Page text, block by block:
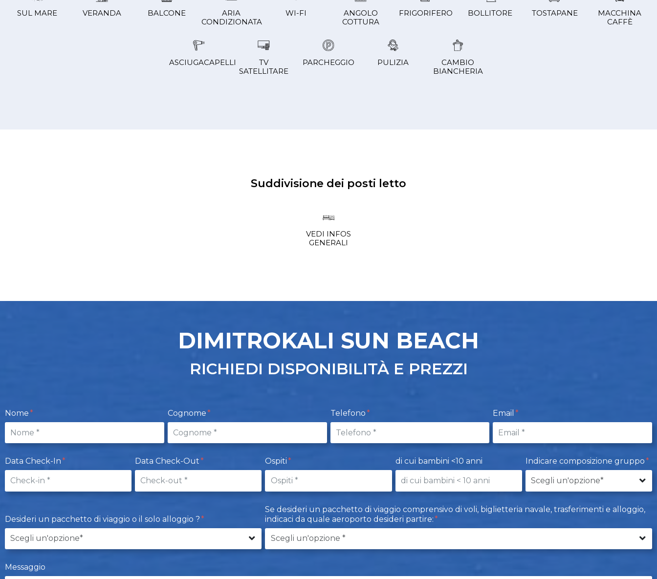
SUL MARE VERANDA BALCONE
ARIA
CONDIZIONATA
WI-FI
ANGOLO
COTTURA
FRIGORIFERO BOLLITORE TOSTAPANE
MACCHINA
CAFFÈ
ASCIUGACAPELLI
TV
SATELLITARE
PARCHEGGIO PULIZIA
CAMBIO
BIANCHERIA
Suddivisione dei posti letto
VEDI INFOS
GENERALI
DIMITROKALI SUN BEACH
RICHIEDI DISPONIBILITÀ E PREZZI
Nome Cognome Telefono Email
Data Check-In Data Check-Out Ospiti di cui bambini <10 anni Indicare composizione gruppo
Desideri un pacchetto di viaggio o il solo alloggio ?
Se desideri un pacchetto di viaggio comprensivo di voli, biglietteria navale, trasferimenti e alloggio,
indicaci da quale aeroporto desideri partire:
Messaggio